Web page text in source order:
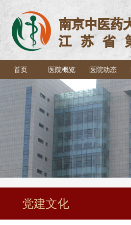
首页 医院概览 医院动态
党建文化